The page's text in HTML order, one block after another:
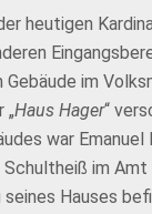
heutigen
im
„Haus Hager“
war Emanuel
Schultheiß im
seines Hauses